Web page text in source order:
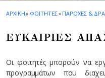
ΑΡΧΙΚΗ» ΦΟΙΤΗΤΕΣ» ΠΑΡΟΧΕΣ &
ΕΥΚΑΙΡΙΕΣ
Οι φοιτητές μπορούν να
προγραμμάτων που